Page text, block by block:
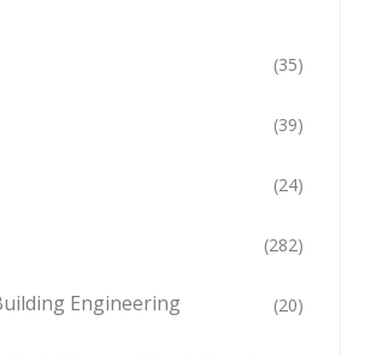
(35)
(39)
(24)
(282)
Engineering (20)